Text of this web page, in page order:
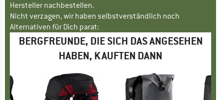
Hersteller nachbestellen.
Nicht verzagen, wir haben selbstverständlich noch
Alternativen für Dich parat:
BERGFREUNDE, DIE SICH DAS ANGESEHEN
HABEN, KAUFTEN DANN